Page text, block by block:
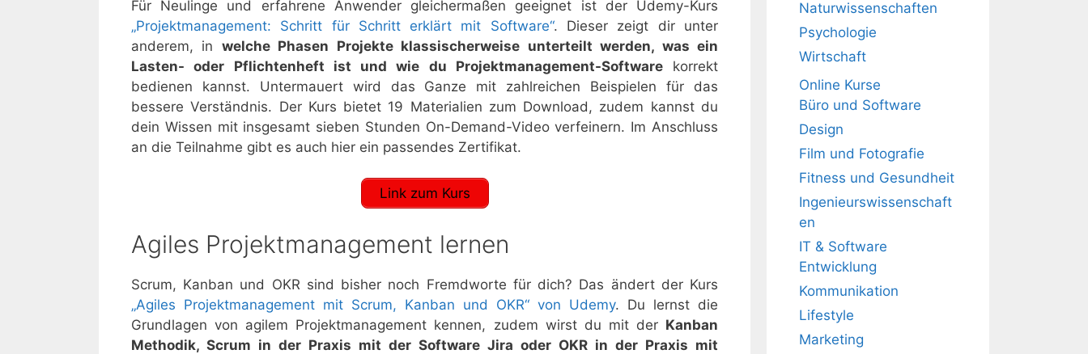
Für Neulinge und erfahrene Anwender gleichermaßen geeignet ist der Udemy-Kurs
„Projektmanagement: Schritt für Schritt erklärt mit Software“. Dieser zeigt dir unter
anderem, in welche Phasen Projekte klassischerweise unterteilt werden, was ein
Lasten- oder Pflichtenheft ist und wie du Projektmanagement-Softwarekorrekt
bedienen kannst. Untermauert wird das Ganze mit zahlreichen Beispielen für das
bessere Verständnis. Der Kurs bietet 19 Materialien zum Download, zudem kannst du
dein Wissen mit insgesamt sieben Stunden On-Demand-Video verfeinern. Im Anschluss
an die Teilnahme gibt es auch hier ein passendes Zertifikat.
Link zum Kurs
Agiles Projektmanagement lernen
Scrum, Kanban und OKR sind bisher noch Fremdworte für dich? Das ändert der Kurs
„Agiles Projektmanagement mit Scrum, Kanban und OKR“ von Udemy. Du lernst die
Grundlagen von agilem Projektmanagement kennen, zudem wirst du mit der Kanban
Methodik, Scrum in der Praxis mit der Software Jira oder OKR in der Praxis mit
Naturwissenschaften
Psychologie
Wirtschaft
Online Kurse
Büro und Software
Design
Film und Fotografie
Fitness und Gesundheit
Ingenieurswissenschaft
en
IT & Software
Entwicklung
Kommunikation
Lifestyle
Marketing